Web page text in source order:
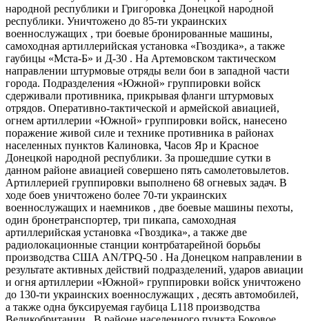
народной республики и Григоровка Донецкой народной
республики. Уничтожено до 85-ти украинских
военнослужащих , три боевые бронированные машины,
самоходная артиллерийская установка «Гвоздика», а также
гаубицы «Мста-​Б» и Д-30 . На Артемовском тактическом
направлении штурмовые отряды вели бои в западной части
города. Подразделения «Южной» группировки войск
сдерживали противника, прикрывая фланги штурмовых
отрядов. Оперативно-​тактической и армейской авиацией,
огнем артиллерии «Южной» группировки войск, нанесено
поражение живой силе и технике противника в районах
населенных пунктов Калиновка, Часов Яр и Красное
Донецкой народной республики. За прошедшие сутки в
данном районе авиацией совершено пять самолетовылетов.
Артиллерией группировки выполнено 68 огневых задач. В
ходе боев уничтожено более 70-ти украинских
военнослужащих и наемников , две боевые машины пехоты,
один бронетранспортер, три пикапа, самоходная
артиллерийская установка «Гвоздика», а также две
радиолокационные станции контрбатарейной борьбы
производства США AN/TPQ-50 . На Донецком направлении в
результате активных действий подразделений, ударов авиации
и огня артиллерии «Южной» группировки войск уничтожено
до 130-ти украинских военнослужащих , десять автомобилей,
а также одна буксируемая гаубица L118 производства